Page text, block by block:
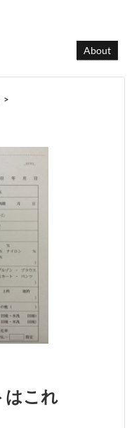
About
>
はこれ